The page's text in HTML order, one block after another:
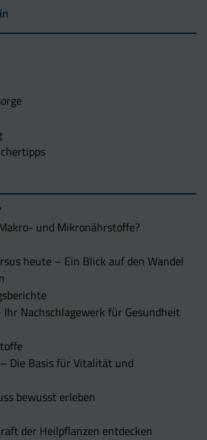
und Mikronährstoffe?
heute – Ein Blick auf den Wandel
Nachschlagewerk für Gesundheit
Die Basis für Vitalität und
bewusst erleben
der Heilpflanzen entdecken